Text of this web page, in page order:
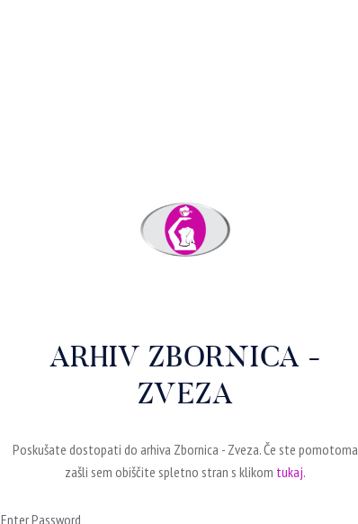
ARHIV ZBORNICA -
ZVEZA
Poskušate dostopati do arhiva Zbornica - Zveza. Če ste pomotoma
zašli sem obiščite spletno stran s klikom tukaj.
Enter Password